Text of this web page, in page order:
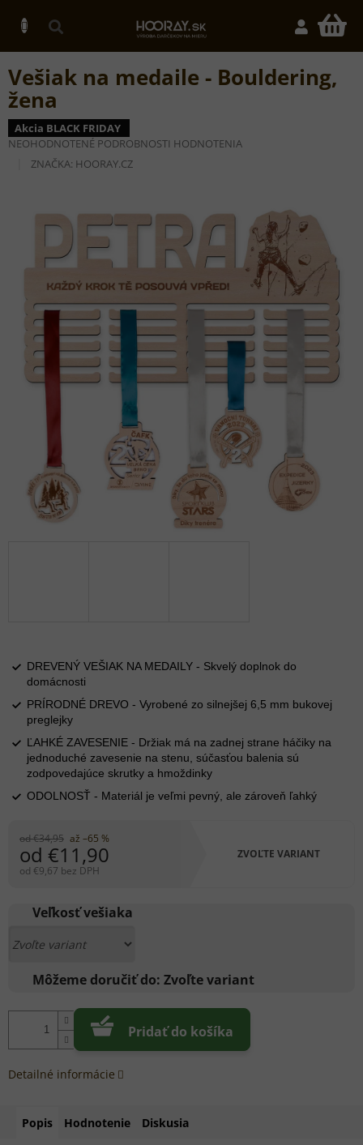
obsah
Vešiak na medaile - Bouldering,
žena
Akcia BLACK FRIDAY
PRIEMERNÉ
HODNOTENIE
PRODUKTU
NEOHODNOTENÉ PODROBNOSTI HODNOTENIA
ZNAČKA: HOORAY.CZ
od €34,95 až –65 %
od €11,90
od €9,67 bez DPH
cena:
ZVOĽTE VARIANT
Veľkosť vešiaka
Môžeme doručiť do: Zvoľte variant
Pridať do košíka
DREVENÝ VEŠIAK NA MEDAILY - Skvelý doplnok do
domácnosti
PRÍRODNÉ DREVO - Vyrobené zo silnejšej 6,5 mm bukovej
preglejky
ĽAHKÉ ZAVESENIE - Držiak má na zadnej strane háčiky na
jednoduché zavesenie na stenu, súčasťou balenia sú
zodpovedajúce skrutky a hmoždinky
ODOLNOSŤ - Materiál je veľmi pevný, ale zároveň ľahký
Detailné informácie
Popis Hodnotenie Diskusia